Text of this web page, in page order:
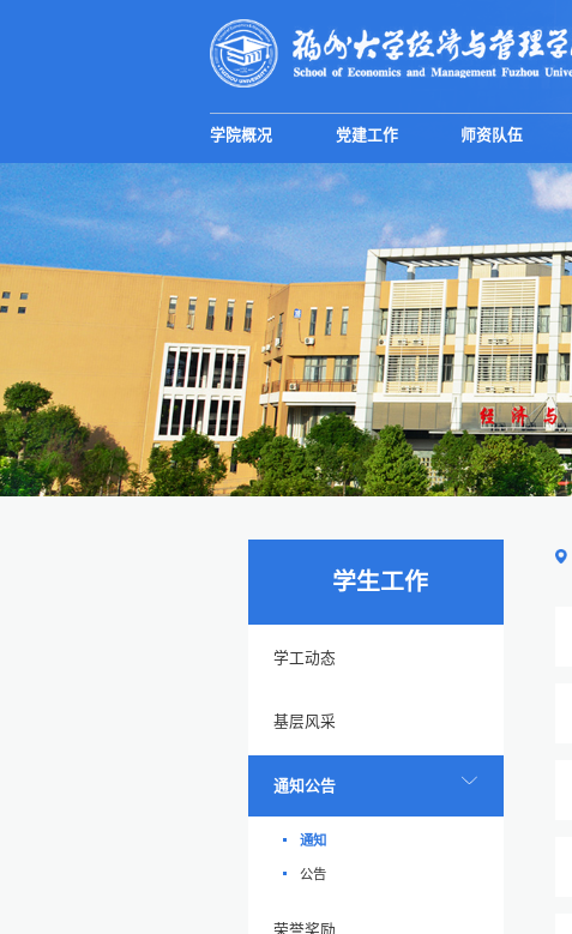
学院概况 党建工作 师资队伍
学生工作
学工动态
基层风采
通知公告
通知
公告
荣誉奖励